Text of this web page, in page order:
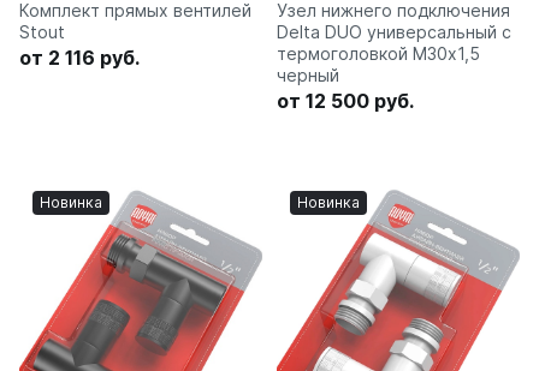
Комплект прямых вентилей
Stout
от 2 116 руб.
Узел нижнего подключения
Delta DUO универсальный с
термоголовкой М30х1,5
черный
от 12 500 руб.
Новинка Новинка